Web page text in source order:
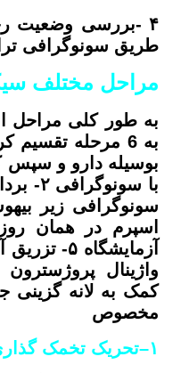
۴ -بررسی وضعیت
طریق سونوگرافی
مراحل مختلف
به 6 مرحله تقسیم کرد:
بوسیله دارو و سپس
با سونوگرافی
۲-
سونوگرافی زیر
اسپرم در همان روز
آزمایشگاه
۵-
واژینال
کمک به لانه گزینی
مخصوص
۱–تحریک تخمک